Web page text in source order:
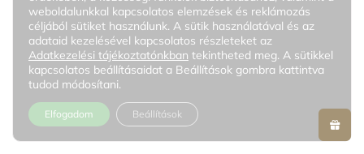
weboldalunkkal kapcsolatos elemzések és reklámozás
céljából sütiket használunk. A sütik használatával és az
adataid kezelésével kapcsolatos részleteket az
Adatkezelési tájékoztatónkban tekintheted meg. A sütikkel
kapcsolatos beállításaidat a Beállítások gombra kattintva
tudod módosítani.
Elfogadom Beállítások